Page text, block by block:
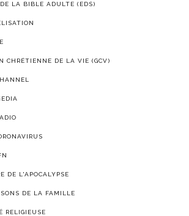
LA BIBLE ADULTE (EDS)
CHRÉTIENNE DE LA VIE (GCV)
DE L'APOCALYPSE
DE LA FAMILLE
RELIGIEUSE